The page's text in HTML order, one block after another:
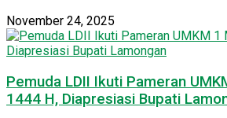
November 24, 2025
Pemuda LDII Ikuti Pameran
1444 H, Diapresiasi Bupati